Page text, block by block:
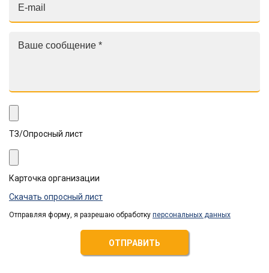
ТЗ/Опросный лист
Карточка организации
Скачать опросный лист
Отправляя форму, я разрешаю обработку персональных данных
ОТПРАВИТЬ